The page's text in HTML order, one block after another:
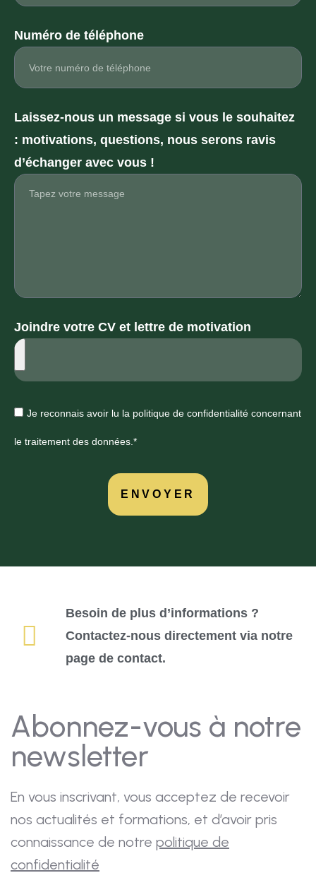
Numéro de téléphone
Laissez-nous un message si vous le souhaitez
: motivations, questions, nous serons ravis
d’échanger avec vous !
Joindre votre CV et lettre de motivation
Je reconnais avoir lu la politique de confidentialité concernant
le traitement des données.*
ENVOYER
Besoin de plus d’informations ?
Contactez-nous directement via notre
page de contact.
Abonnez-vous à notre
newsletter
En vous inscrivant, vous acceptez de recevoir
nos actualités et formations, et d’avoir pris
connaissance de notre politique de
confidentialité